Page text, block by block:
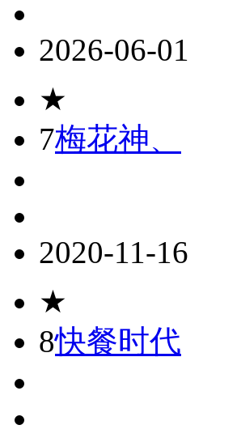
2026-06-01
★
7梅花神、
2020-11-16
★
8快餐时代